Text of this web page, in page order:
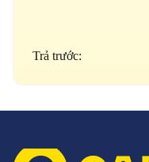
Trả trước: